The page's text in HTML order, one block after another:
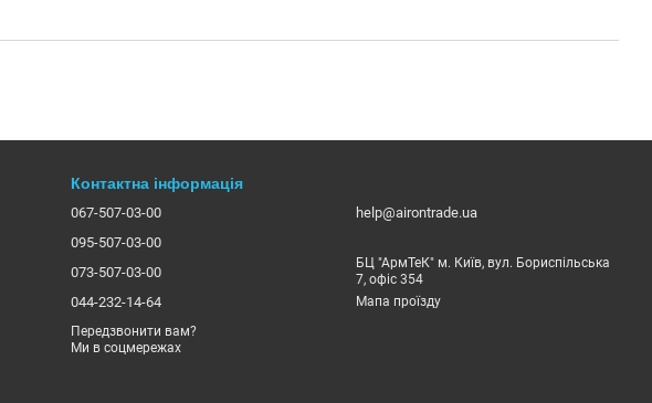
Контактна інформація
067-507-03-00
095-507-03-00
073-507-03-00
044-232-14-64
Передзвонити вам?
help@airontrade.ua
БЦ "АрмТеК" м. Київ, вул. Бориспільська
7, офіс 354
Мапа проїзду
Ми в соцмережах